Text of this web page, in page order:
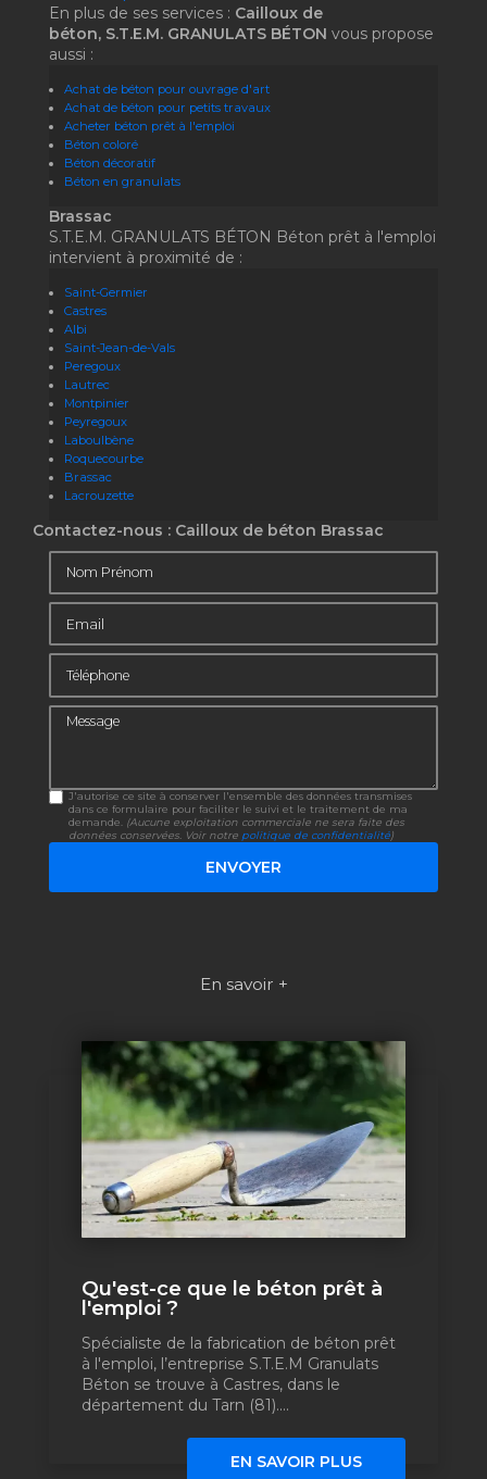
En plus de ses services : Cailloux de
béton, S.T.E.M. GRANULATS BÉTON vous propose
aussi :
Achat de béton pour ouvrage d'art
Achat de béton pour petits travaux
Acheter béton prêt à l'emploi
Béton coloré
Béton décoratif
Béton en granulats
Brassac
S.T.E.M. GRANULATS BÉTON Béton prêt à l'emploi
intervient à proximité de :
Saint-Germier
Castres
Albi
Saint-Jean-de-Vals
Peregoux
Lautrec
Montpinier
Peyregoux
Laboulbène
Roquecourbe
Brassac
Lacrouzette
Contactez-nous : Cailloux de béton Brassac
Nom Prénom
Email
Téléphone
Message
J'autorise ce site à conserver l'ensemble des données transmises
dans ce formulaire pour faciliter le suivi et le traitement de ma
demande. (Aucune exploitation commerciale ne sera faite des
données conservées. Voir notre politique de confidentialité)
En savoir +
Qu'est-ce que le béton prêt à
l'emploi ?
Spécialiste de la fabrication de béton prêt
à l'emploi, l’entreprise S.T.E.M Granulats
Béton se trouve à Castres, dans le
département du Tarn (81)....
EN SAVOIR PLUS